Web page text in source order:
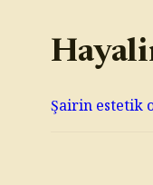
Şairin estetik